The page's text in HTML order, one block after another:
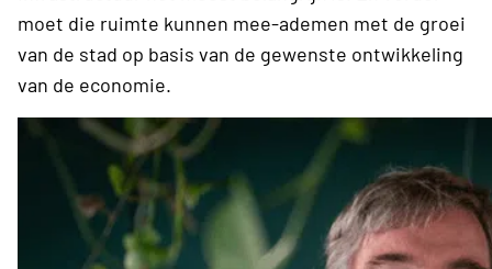
moet die ruimte kunnen mee-ademen met de groei
van de stad op basis van de gewenste ontwikkeling
van de economie.